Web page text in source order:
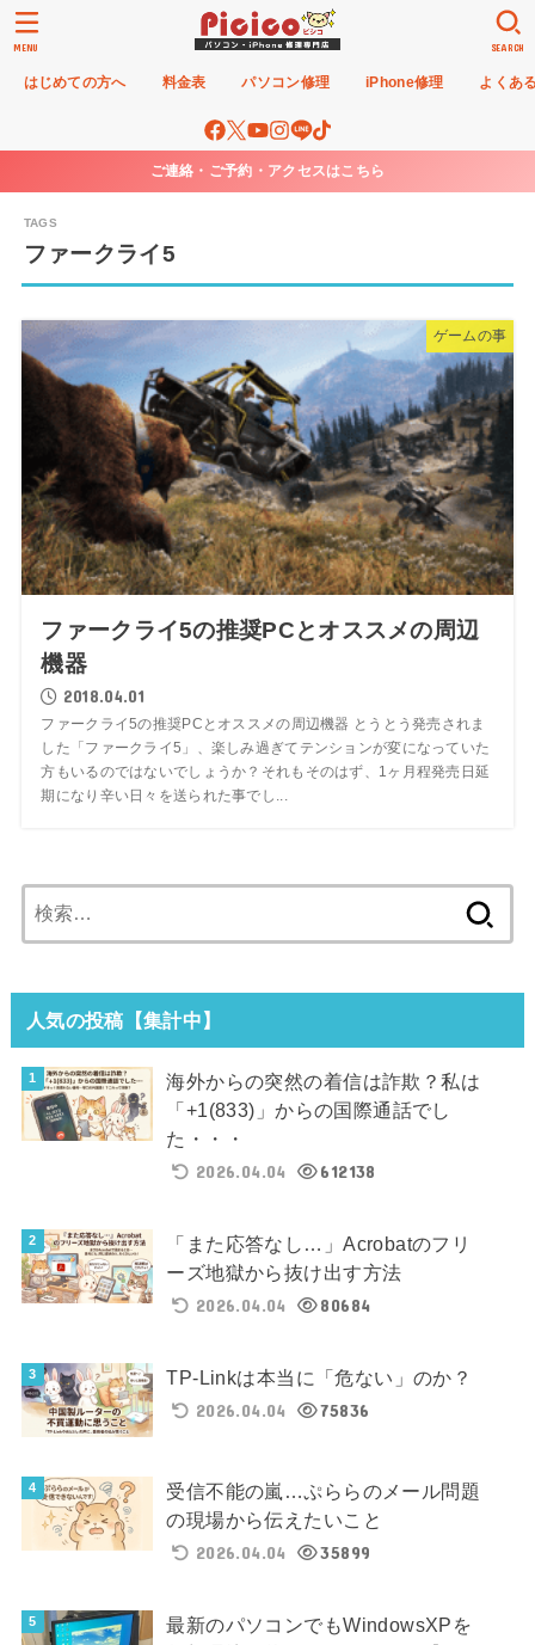
はじめての方へ 料金表 パソコン修理 iPhone修理 よくあ
SEARCH
MENU
ご連絡・ご予約・アクセスはこちら
ファークライ5
ゲームの事
ファークライ5の推奨PCとオススメの周辺
機器
2018.04.01
ファークライ5の推奨PCとオススメの周辺機器 とうとう発売されま
した「ファークライ5」、楽しみ過ぎてテンションが変になっていた
方もいるのではないでしょうか？それもそのはず、1ヶ月程発売日延
期になり辛い日々を送られた事でし...
索:
人気の投稿【集計中】
海外からの突然の着信は詐欺？私は
「+1(833)」からの国際通話でし
た・・・
2026.04.04
612138
「また応答なし…」Acrobatのフリ
ーズ地獄から抜け出す方法
2026.04.04
80684
TP-Linkは本当に「危ない」のか？
2026.04.04
75836
受信不能の嵐…ぷららのメール問題
の現場から伝えたいこと
2026.04.04
35899
最新のパソコンでもWindowsXPを